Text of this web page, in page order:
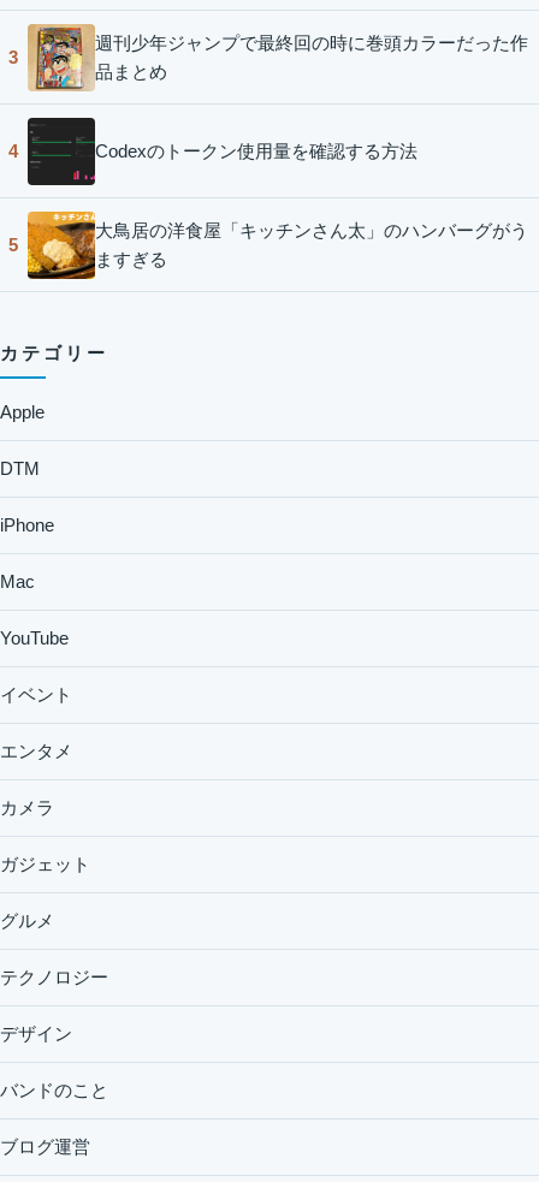
3
週刊少年ジャンプで最終回の時に巻頭カラーだった作
品まとめ
4 Codexのトークン使用量を確認する方法
5
大鳥居の洋食屋「キッチンさん太」のハンバーグがう
ますぎる
カテゴリー
Apple
DTM
iPhone
Mac
YouTube
イベント
エンタメ
カメラ
ガジェット
グルメ
テクノロジー
デザイン
バンドのこと
ブログ運営